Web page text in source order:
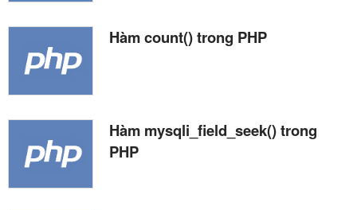
Hàm count() trong PHP
Hàm mysqli_field_seek() trong
PHP